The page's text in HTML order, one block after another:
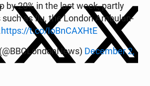
by 20% in the last week, partly
such as flu, the London Am­bu­lan­
https://t.co/IoBn­CA­XH­tE
De­cem­ber 2,